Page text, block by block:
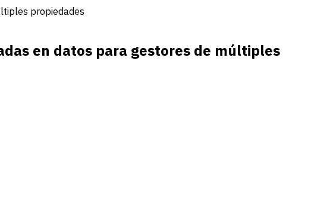
propiedades
en datos para gestores de múltiples